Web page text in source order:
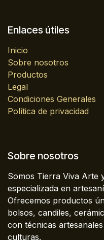
Enlaces útiles
Inicio
Sobre nosotros
Productos
Legal
Condiciones Generales
Política de privacidad
Sobre nosotros
Somos Tierra Viva Arte
especializada en
Ofrecemos productos
bolsos, candiles,
con técnicas
culturas.